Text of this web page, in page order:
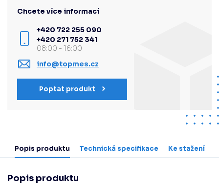
Chcete více informací
+420 722 255 090
+420 271 752 341
08:00 - 16:00
info@topmes.cz
Poptat produkt
Popis produktu Technická specifikace Ke stažení
Popis produktu